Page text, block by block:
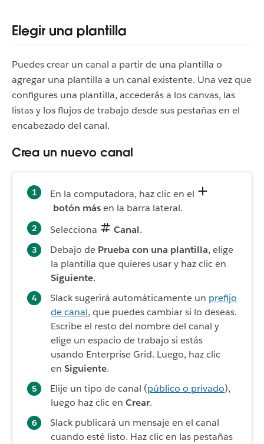
Elegir una plantilla
Puedes crear un canal a partir de una plantilla o
agregar una plantilla a un canal existente. Una vez que
configures una plantilla, accederás a los canvas, las
listas y los flujos de trabajo desde sus pestañas en el
encabezado del canal.
Crea un nuevo canal
En la computadora, haz clic en el
botón másen la barra lateral.
Selecciona
Canal.
Debajo de Prueba con una plantilla, elige
la plantilla que quieres usar y haz clic en
Siguiente.
Slack sugerirá automáticamente un prefijo
de canal, que puedes cambiar si lo deseas.
Escribe el resto del nombre del canal y
elige un espacio de trabajo si estás
usando Enterprise Grid. Luego, haz clic
en Siguiente.
Elije un tipo de canal (público o privado),
luego haz clic en Crear.
Slack publicará un mensaje en el canal
cuando esté listo. Haz clic en las pestañas